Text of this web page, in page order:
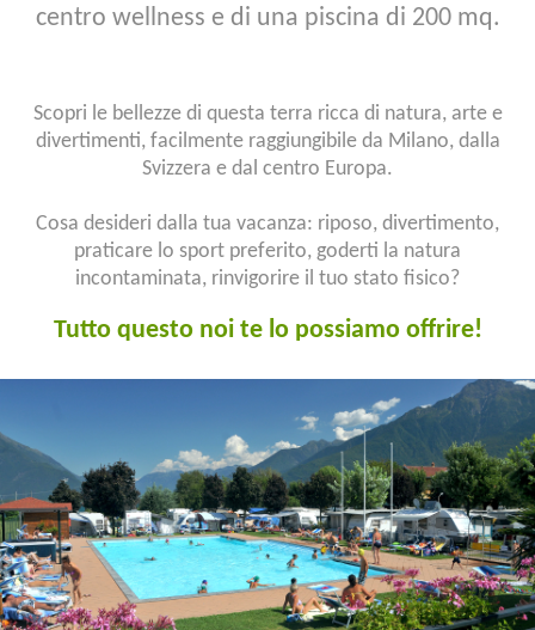
Como
centro wellness e di una piscina di 200 mq.
Scopri le bellezze di questa terra ricca di natura, arte e
divertimenti, facilmente raggiungibile da Milano, dalla
Svizzera e dal centro Europa.
Cosa desideri dalla tua vacanza: riposo, divertimento,
praticare lo sport preferito, goderti la natura
incontaminata, rinvigorire il tuo stato fisico?
Tutto questo noi te lo possiamo offrire!